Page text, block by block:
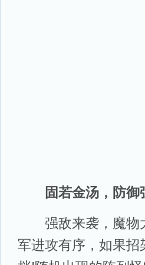
固若金汤，防御
强敌来袭，魔物
军进攻有序，如果